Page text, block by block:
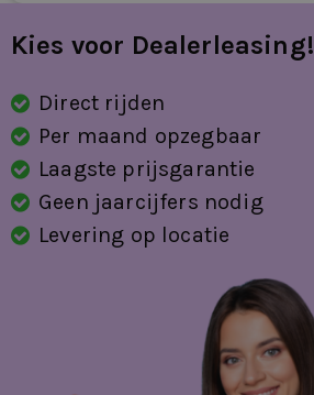
Kies voor Dealerleasing!
Direct rijden
Per maand opzegbaar
Laagste prijsgarantie
Geen jaarcijfers nodig
Levering op locatie